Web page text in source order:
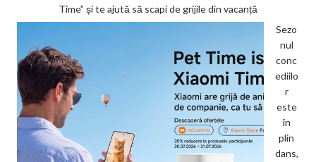
Time” și te ajută să scapi de grijile din vacanță
Sezo
nul
conc
ediilo
r
este
în
plin
dans,